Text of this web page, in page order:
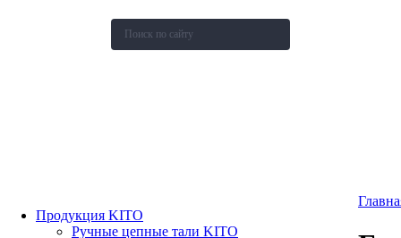
Продукция KITO
Ручные цепные тали KITO